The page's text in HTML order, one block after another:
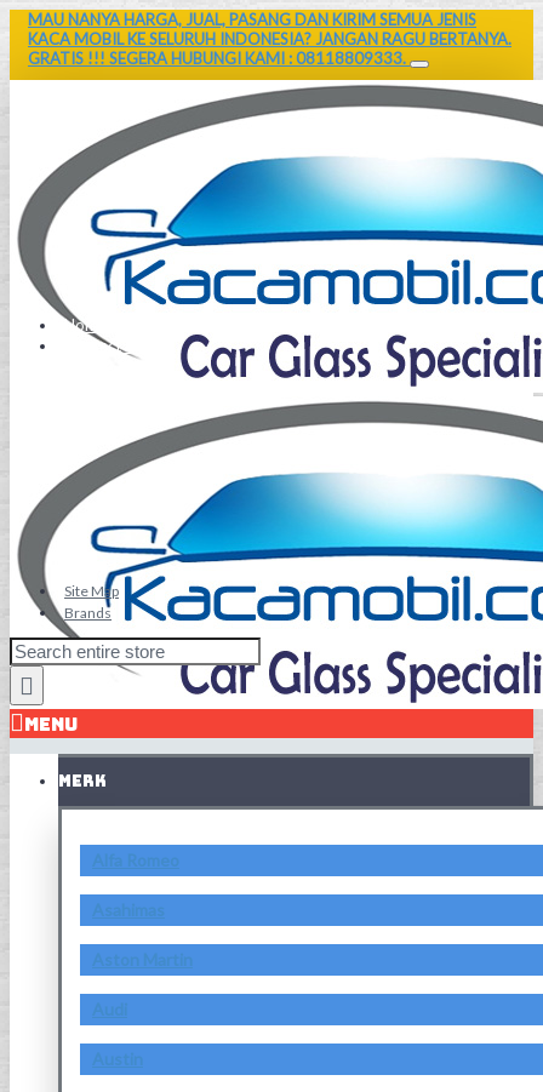
MAU NANYA HARGA, JUAL, PASANG DAN KIRIM SEMUA JENIS
KACA MOBIL KE SELURUH INDONESIA? JANGAN RAGU BERTANYA.
GRATIS !!! SEGERA HUBUNGI KAMI : 08118809333.
Home
Contact Us
Site Map
Brands
MENU
MERK
Alfa Romeo
Asahimas
Aston Martin
Audi
Austin